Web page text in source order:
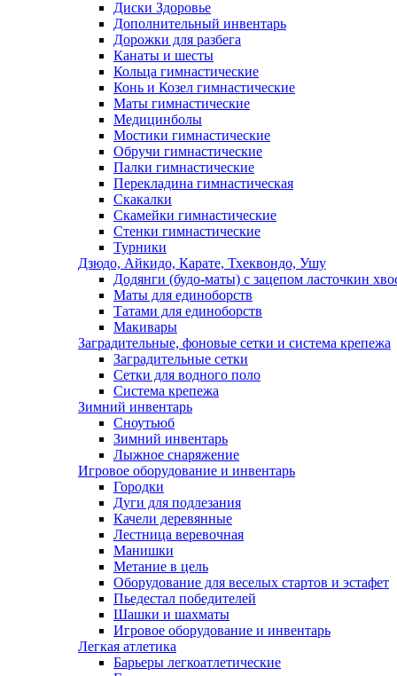
Диски Здоровье
Дополнительный инвентарь
Дорожки для разбега
Канаты и шесты
Кольца гимнастические
Конь и Козел гимнастические
Маты гимнастические
Медицинболы
Мостики гимнастические
Обручи гимнастические
Палки гимнастические
Перекладина гимнастическая
Скакалки
Скамейки гимнастические
Стенки гимнастические
Турники
Дзюдо, Айкидо, Карате, Тхеквондо, Ушу
Додянги (будо-маты) с зацепом ласточкин
Маты для единоборств
Татами для единоборств
Макивары
Заградительные, фоновые сетки и система крепежа
Заградительные сетки
Сетки для водного поло
Система крепежа
Зимний инвентарь
Сноутьюб
Зимний инвентарь
Лыжное снаряжение
Игровое оборудование и инвентарь
Городки
Дуги для подлезания
Качели деревянные
Лестница веревочная
Манишки
Метание в цель
Оборудование для веселых стартов и эстафет
Пьедестал победителей
Шашки и шахматы
Игровое оборудование и инвентарь
Легкая атлетика
Барьеры легкоатлетические